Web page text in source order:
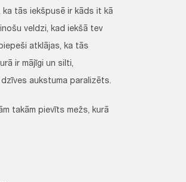
ka tās iekšpusē ir kāds it kā
veldzi, kad iekšā tev
atklājas, ka tās
ir mājīgi un silti,
aukstuma paralizēts.
takām pievīts mežs, kurā